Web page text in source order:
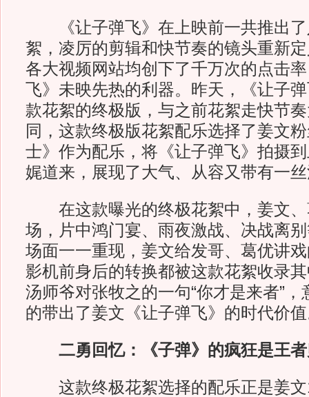
《让子弹飞》在上映前一共推出了
絮，凌厉的剪辑和快节奏的镜头重新
各大视频网站均创下了千万次的点击
飞》未映先热的利器。昨天，《让子
款花絮的终极版，与之前花絮走快节
同，这款终极版花絮配乐选择了姜文
士》作为配乐，将《让子弹飞》拍摄
娓道来，展现了大气、从容又带有一
在这款曝光的终极花絮中，姜文、
场，片中鸿门宴、雨夜激战、决战离
场面一一重现，姜文给发哥、葛优讲
影机前身后的转换都被这款花絮收录
汤师爷对张牧之的一句“你才是来者”
的带出了姜文《让子弹飞》的时代价
二勇回忆：《子弹》的疯狂是王
这款终极花絮选择的配乐正是姜文